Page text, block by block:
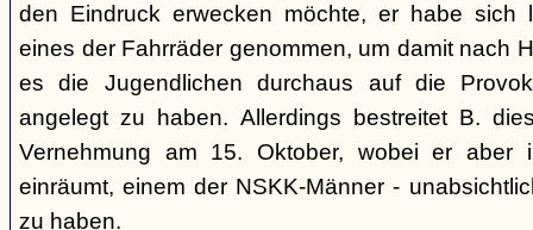
den Eindruck erwecken möchte, er habe sich
eines der Fahrräder genommen, um damit nach
es die Jugendlichen durchaus auf die
angelegt zu haben. Allerdings bestreitet B.
Vernehmung am 15. Oktober, wobei er aber
einräumt, einem der NSKK-Männer -
zu haben.